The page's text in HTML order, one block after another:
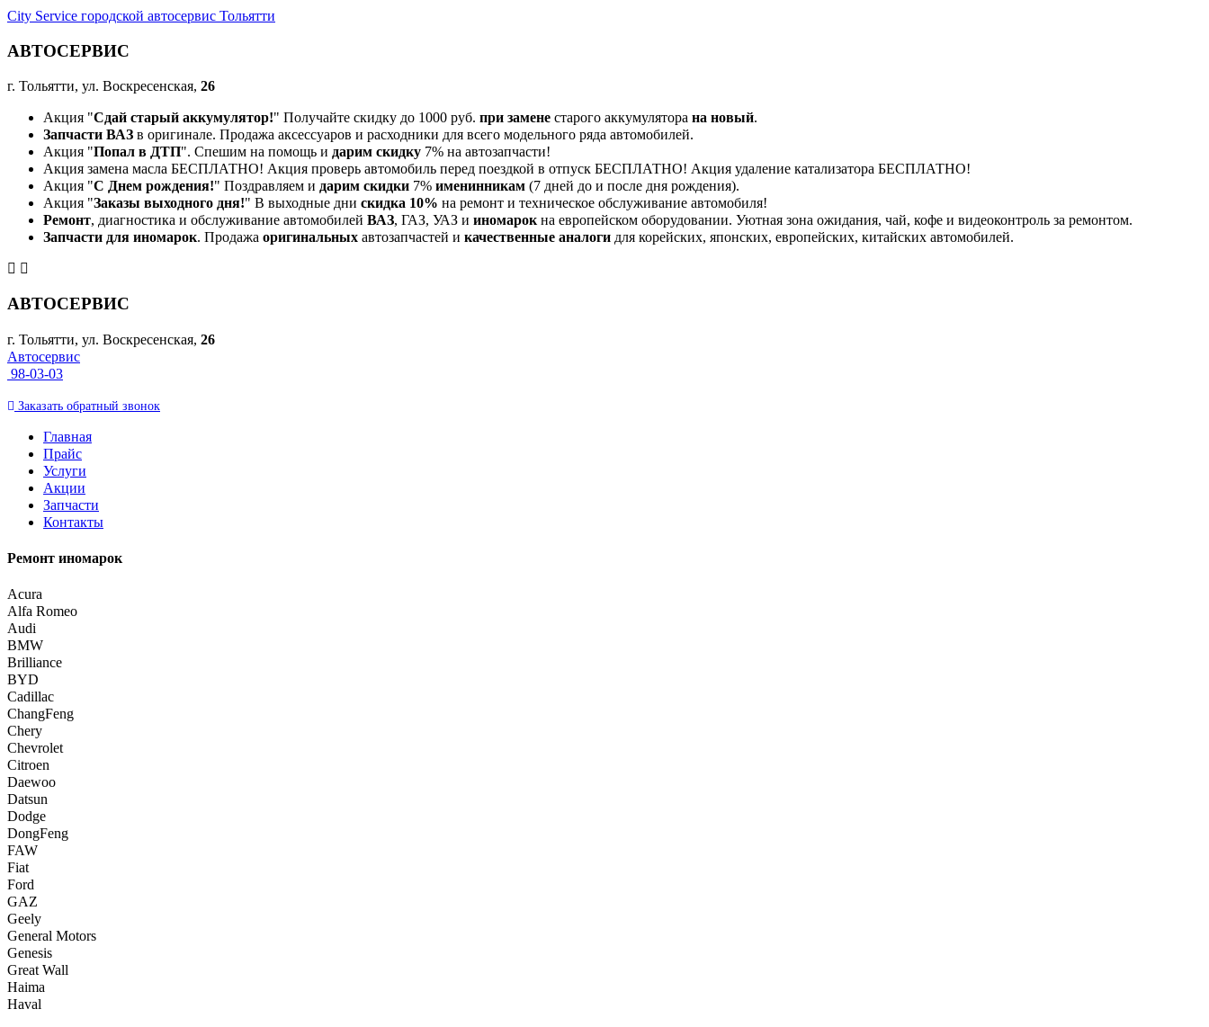
City Service городской автосервис Тольятти
АВТОСЕРВИС
г. Тольятти, ул. Воскресенская, 26
Акция "Сдай старый аккумулятор!" Получайте скидку до 1000 руб. при замене старого аккумулятора на новый.
Запчасти ВАЗ в оригинале. Продажа аксессуаров и расходники для всего модельного ряда автомобилей.
Акция "Попал в ДТП". Спешим на помощь и дарим скидку 7% на автозапчасти!
Акция замена масла БЕСПЛАТНО! Акция проверь автомобиль перед поездкой в отпуск БЕСПЛАТНО! Акция удаление катализатора БЕСПЛАТНО!
Акция "С Днем рождения!" Поздравляем и дарим скидки 7% именинникам (7 дней до и после дня рождения).
Акция "Заказы выходного дня!" В выходные дни скидка 10% на ремонт и техническое обслуживание автомобиля!
Ремонт, диагностика и обслуживание автомобилей ВАЗ, ГАЗ, УАЗ и иномарокна европейском оборудовании. Уютная зона ожидания, чай, кофе и видеоконтроль за ремонтом.
Запчасти для иномарок. Продажа оригинальных автозапчастей и качественные аналоги для корейских, японских, европейских, китайских автомобилей.
АВТОСЕРВИС
г. Тольятти, ул. Воскресенская, 26
Автосервис
98-03-03
Заказать обратный звонок
Главная
Прайс
Услуги
Акции
Запчасти
Контакты
Ремонт иномарок
Acura
Alfa Romeo
Audi
BMW
Brilliance
BYD
Cadillac
ChangFeng
Chery
Chevrolet
Citroen
Daewoo
Datsun
Dodge
DongFeng
FAW
Fiat
Ford
GAZ
Geely
General Motors
Genesis
Great Wall
Haima
Haval